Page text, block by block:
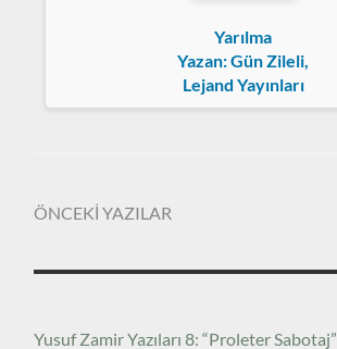
Yarılma
Yazan: Gün Zileli,
Lejand Yayınları
ÖNCEKİ YAZILAR
Yusuf Zamir Yazıları 8: “Proleter Sabotaj”